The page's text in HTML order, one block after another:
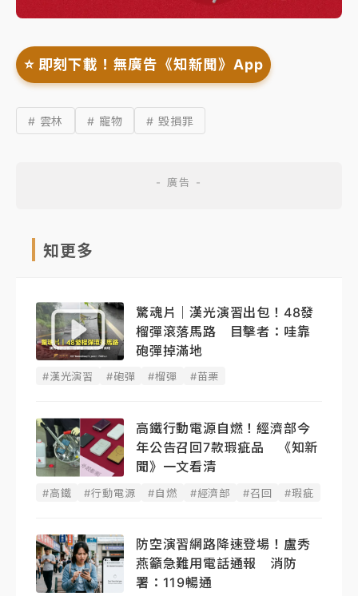
⭐️ 即刻下載！無廣告《知新聞》App
# 雲林 # 寵物 # 毀損罪
知更多
驚魂片｜漢光演習出包！48發
榴彈滾落馬路 目擊者：哇靠
砲彈掉滿地
#漢光演習 #砲彈 #榴彈 #苗栗
高鐵行動電源自燃！經濟部今
年公告召回7款瑕疵品 《知新
聞》一文看清
#高鐵 #行動電源 #自燃 #經濟部 #召回 #瑕疵
防空演習網路降速登場！盧秀
燕籲急難用電話通報 消防
署：119暢通